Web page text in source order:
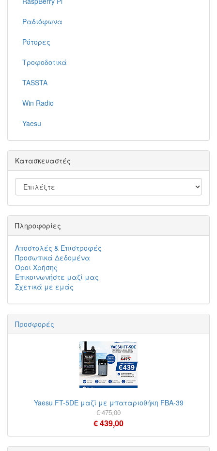
Ραδιόφωνα
Ρότορες
Τροφοδοτικά
TASSTA
Win Radio
Yaesu
Κατασκευαστές
Πληροφορίες
Αποστολές & Επιστροφές
Προσωπικά Δεδομένα
Όροι Χρήσης
Επικοινωνήστε μαζί μας
Σχετικά με εμάς
Προσφορές
Yaesu FT-5DE μαζί με μπαταριοθήκη FBA-39
€ 475,00
€ 439,00